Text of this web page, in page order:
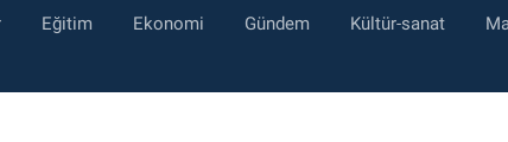
Eğitim Ekonomi Gündem Kültür-sanat